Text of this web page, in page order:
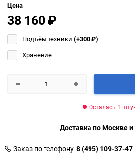
Цена
38 160₽
Подъём техники (+300₽)
Хранение
Осталась 1
Доставка по Москве и
Заказ по телефону 8 (495) 109-37-47